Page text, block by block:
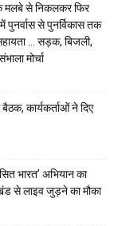
मलबे से निकलकर फिर
पुनर्वास से पुनर्विकास तक
… सड़क, बिजली,
मोर्चा
कार्यकर्ताओं ने दिए
भारत’ अभियान का
से लाइव जुड़ने का मौका